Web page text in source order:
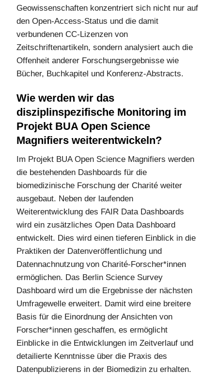
Geowissenschaften konzentriert sich nicht nur auf
den Open-Access-Status und die damit
verbundenen CC-Lizenzen von
Zeitschriftenartikeln, sondern analysiert auch die
Offenheit anderer Forschungsergebnisse wie
Bücher, Buchkapitel und Konferenz-Abstracts.
Wie werden wir das
disziplinspezifische Monitoring im
Projekt BUA Open Science
Magnifiers weiterentwickeln?
Im Projekt BUA Open Science Magnifiers werden
die bestehenden Dashboards für die
biomedizinische Forschung der Charité weiter
ausgebaut. Neben der laufenden
Weiterentwicklung des FAIR Data Dashboards
wird ein zusätzliches Open Data Dashboard
entwickelt. Dies wird einen tieferen Einblick in die
Praktiken der Datenveröffentlichung und
Datennachnutzung von Charité-Forscher*innen
ermöglichen. Das Berlin Science Survey
Dashboard wird um die Ergebnisse der nächsten
Umfragewelle erweitert. Damit wird eine breitere
Basis für die Einordnung der Ansichten von
Forscher*innen geschaffen, es ermöglicht
Einblicke in die Entwicklungen im Zeitverlauf und
detailierte Kenntnisse über die Praxis des
Datenpublizierens in der Biomedizin zu erhalten.